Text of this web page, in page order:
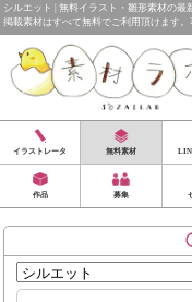
シルエット | 無料イラスト・雛形素材の最
掲載素材はすべて無料でご利用頂けます
イラストレータ 無料素材
作品 募集